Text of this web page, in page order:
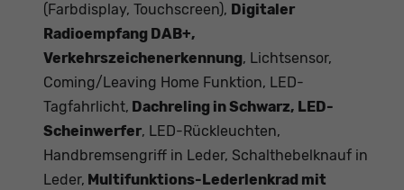
(Farbdisplay, Touchscreen), Digitaler
Radioempfang DAB+,
Verkehrszeichenerkennung, Lichtsensor,
Coming/Leaving Home Funktion, LED-
Tagfahrlicht, Dachreling in Schwarz, LED-
Scheinwerfer, LED-Rückleuchten,
Handbremsengriff in Leder, Schalthebelknauf in
Leder, Multifunktions-Lederlenkrad mit